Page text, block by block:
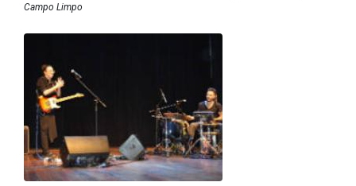
Campo Limpo